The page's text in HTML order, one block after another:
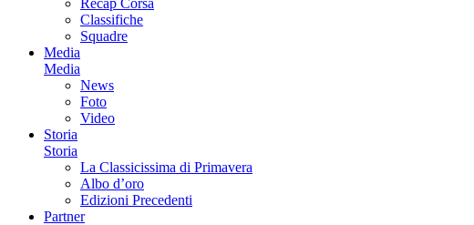
Classifiche
Squadre
Media
Media
News
Foto
Video
Storia
Storia
La Classicissima di Primavera
Albo d’oro
Edizioni Precedenti
Partner